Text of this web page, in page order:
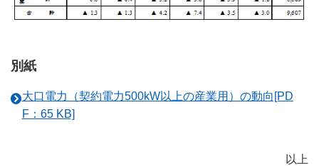
別紙
大口電力（契約電力500kW以上の産業用）の動向[PD
F：65 KB]
以上